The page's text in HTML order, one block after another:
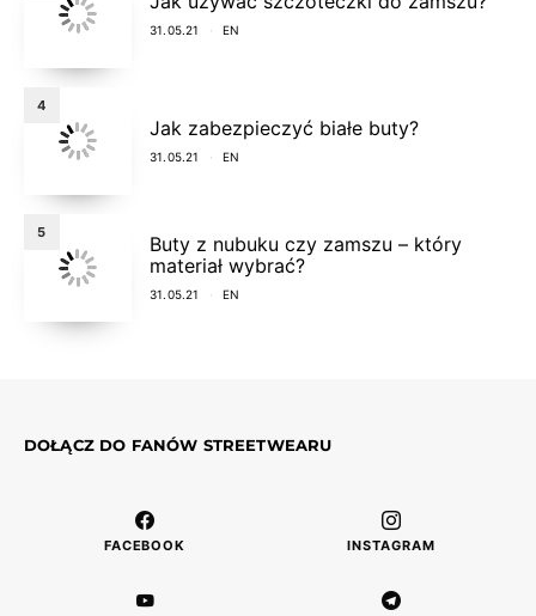
31.05.21 EN
4
Jak zabezpieczyć białe buty?
31.05.21 EN
5
Buty z nubuku czy zamszu – który
materiał wybrać?
31.05.21 EN
DOŁĄCZ DO FANÓW STREETWEARU
FACEBOOK INSTAGRAM